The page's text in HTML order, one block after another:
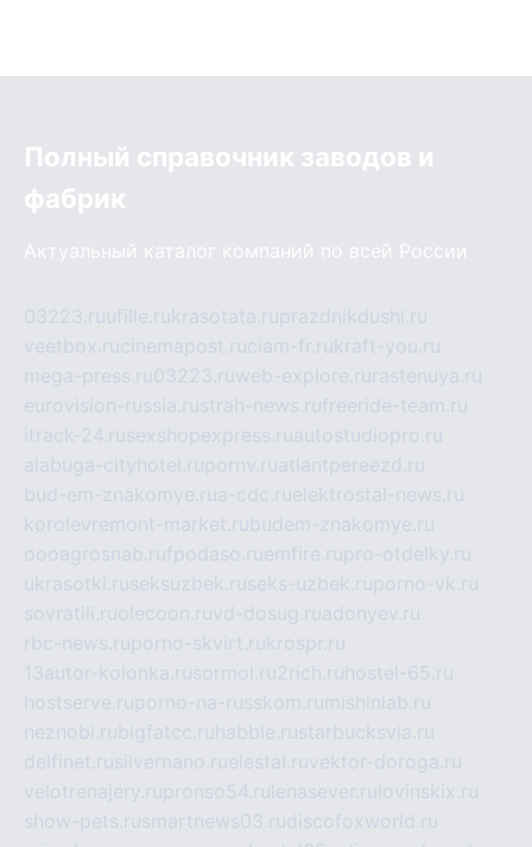
Полный справочник заводов и
фабрик
Актуальный каталог компаний по всей России
03223.ruufille.rukrasotata.ruprazdnikdushi.ru
veetbox.rucinemapost.ruciam-fr.rukraft-you.ru
mega-press.ru03223.ruweb-explore.ru rastenuya.ru
eurovision-russia.rustrah-news.rufreeride-team.ru
itrack-24.rusexshopexpress.ruautostudiopro.ru
alabuga-cityhotel.rupornv.ruatlantpereezd.ru
bud-em-znakomye.rua-cdc.ruelektrostal-news.ru
korolevremont-market.rubudem-znakomye.ru
oooagrosnab.rufpodaso.ruemfire.rupro-otdelky.ru
ukrasotki.ruseksuzbek.ruseks-uzbek.ruporno-vk.ru
sovratili.ruolecoon.ruvd-dosug.ruadonyev.ru
rbc-news.ruporno-skvirt.rukrospr.ru
13autor-kolonka.rusormol.ru2rich.ru hostel-65.ru
hostserve.ruporno-na-russkom.ru mishinlab.ru
neznobi.rubigfatcc.ru habble.rustarbucksvia.ru
delfinet.rusilvernano.ruelestal.ruvektor-doroga.ru
velotrenajery.rupronso54.ru lenasever.ru lovinskix.ru
show-pets.rusmartnews03.rudiscofoxworld.ru